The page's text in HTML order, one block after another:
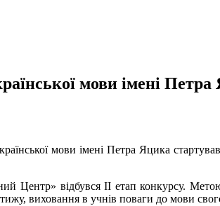
мови імені Петра
мови імені Петра Яцика стартував
Центр» відбувся ІІ етап конкурсу.
виховання в учнів поваги до мови